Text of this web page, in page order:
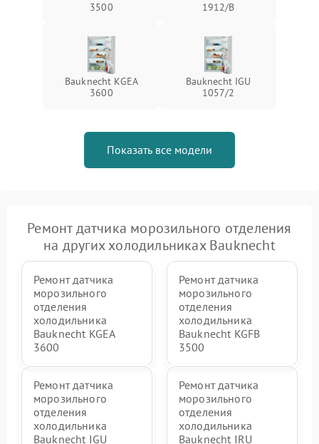
3500
1912/B
Bauknecht KGEA
3600
Bauknecht IGU
1057/2
Показать все модели
Ремонт датчика морозильного отделения
на других холодильниках Bauknecht
Ремонт датчика
морозильного
отделения
холодильника
Bauknecht KGEA
3600
Ремонт датчика
морозильного
отделения
холодильника
Bauknecht KGFB
3500
Ремонт датчика
морозильного
отделения
холодильника
Bauknecht IGU
Ремонт датчика
морозильного
отделения
холодильника
Bauknecht IRU